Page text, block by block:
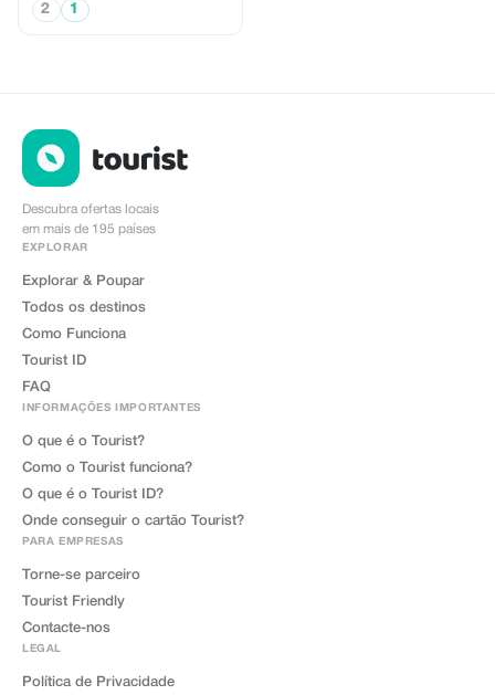
2 1
Descubra ofertas locais
em mais de 195 países
EXPLORAR
Explorar & Poupar
Todos os destinos
Como Funciona
Tourist ID
FAQ
INFORMAÇÕES IMPORTANTES
O que é o Tourist?
Como o Tourist funciona?
O que é o Tourist ID?
Onde conseguir o cartão Tourist?
PARA EMPRESAS
Torne-se parceiro
Tourist Friendly
Contacte-nos
LEGAL
Política de Privacidade